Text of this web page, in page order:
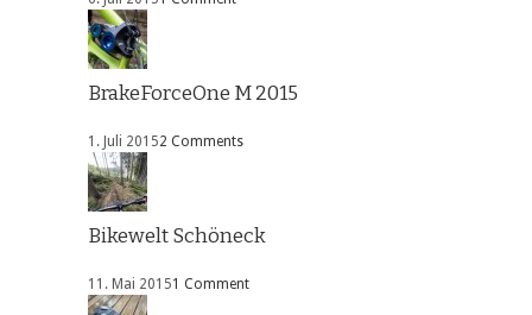
BrakeForceOne M 2015
1. Juli 20152 Comments
Bikewelt Schöneck
11. Mai 20151 Comment